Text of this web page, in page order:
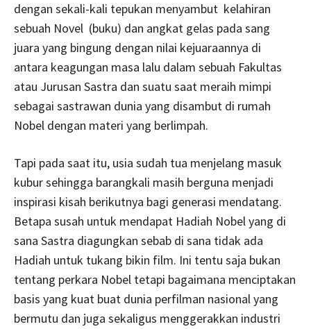
dengan sekali-kali tepukan menyambut kelahiran
sebuah Novel (buku) dan angkat gelas pada sang
juara yang bingung dengan nilai kejuaraannya di
antara keagungan masa lalu dalam sebuah Fakultas
atau Jurusan Sastra dan suatu saat meraih mimpi
sebagai sastrawan dunia yang disambut di rumah
Nobel dengan materi yang berlimpah.
Tapi pada saat itu, usia sudah tua menjelang masuk
kubur sehingga barangkali masih berguna menjadi
inspirasi kisah berikutnya bagi generasi mendatang.
Betapa susah untuk mendapat Hadiah Nobel yang di
sana Sastra diagungkan sebab di sana tidak ada
Hadiah untuk tukang bikin film. Ini tentu saja bukan
tentang perkara Nobel tetapi bagaimana menciptakan
basis yang kuat buat dunia perfilman nasional yang
bermutu dan juga sekaligus menggerakkan industri